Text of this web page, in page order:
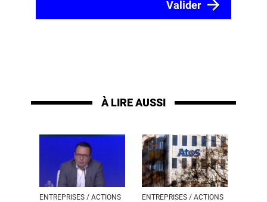
À LIRE AUSSI
ENTREPRISES / ACTIONS ENTREPRISES / ACTIONS